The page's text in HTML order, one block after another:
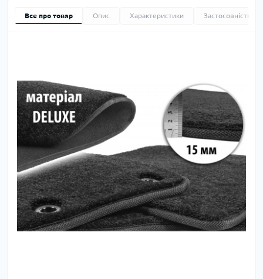
Все про товар Опис Характеристики Застосовність